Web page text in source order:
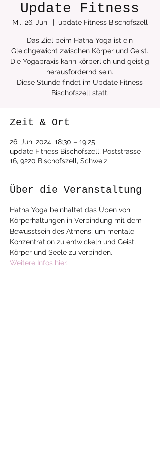
Update Fitness
Mi., 26. Juni
  |
update Fitness Bischofszell
Das Ziel beim Hatha Yoga ist ein
Gleichgewicht zwischen Körper und Geist.
Die Yogapraxis kann körperlich und geistig
herausfordernd sein.
Diese Stunde findet im Update Fitness
Zeit & Ort
26. Juni 2024, 18:30 – 19:25
update Fitness Bischofszell, Poststrasse
16, 9220 Bischofszell, Schweiz
Über die Veranstaltung
Hatha Yoga beinhaltet das Üben von
Körperhaltungen in Verbindung mit dem
Bewusstsein des Atmens, um mentale
Konzentration zu entwickeln und Geist,
Körper und Seele zu verbinden.
Weitere Infos hier.